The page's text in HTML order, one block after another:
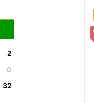
2
0
32